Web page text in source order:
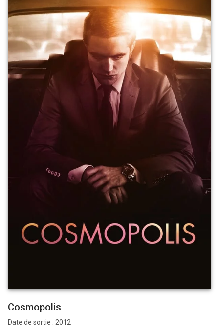
Cosmopolis
Date de sortie : 2012